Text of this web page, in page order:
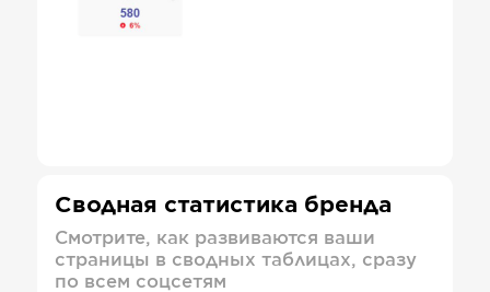
Сводная статистика бренда
Смотрите, как развиваются ваши
страницы в сводных таблицах, сразу
по всем соцсетям